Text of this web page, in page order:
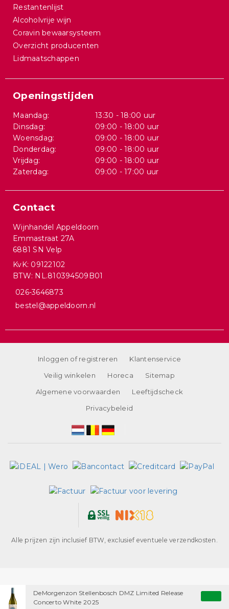
DeMorgenzon Stellenbosch DMZ Limited Release
Concerto White 2025
Restantenlijst
Alcoholvrije wijn
Coravin bewaarsysteem
Overzicht producenten
Lidmaatschappen
Openingstijden
Maandag:
13:30 - 18:00 uur
Dinsdag:
09:00 - 18:00 uur
Woensdag:
09:00 - 18:00 uur
Donderdag:
09:00 - 18:00 uur
Vrijdag:
09:00 - 18:00 uur
Zaterdag:
09:00 - 17:00 uur
Contact
Wijnhandel Appeldoorn
Emmastraat 27A
6881 SN Velp
KvK: 09122102
BTW: NL.810394509B01
026-3646873
bestel@appeldoorn.nl
Inloggen of registreren
Klantenservice
Veilig winkelen
Horeca
Sitemap
Algemene voorwaarden
Leeftijdscheck
Privacybeleid
Alle prijzen zijn inclusief BTW, exclusief eventuele verzendkosten.